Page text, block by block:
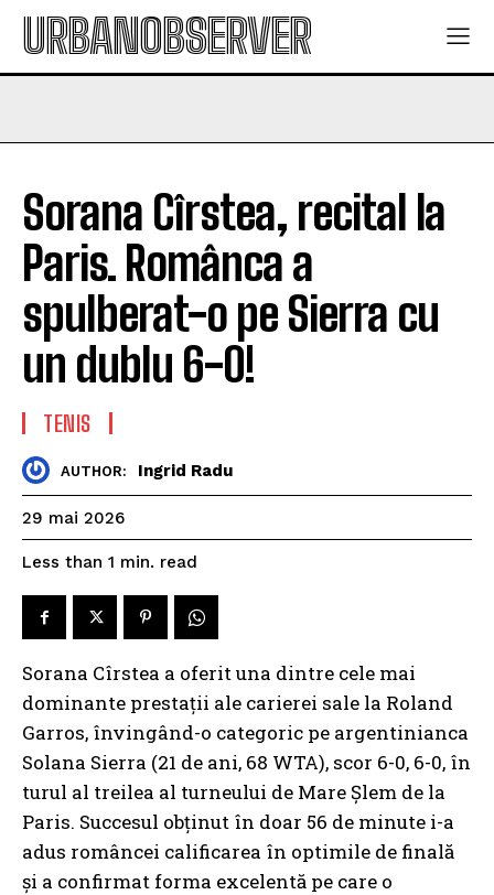
URBANOBSERVER
Sorana Cîrstea, recital la
Paris. Românca a
spulberat-o pe Sierra cu
un dublu 6-0!
TENIS
AUTHOR: Ingrid Radu
29 mai 2026
Less than 1 min. read
Sorana Cîrstea a oferit una dintre cele mai
dominante prestații ale carierei sale la Roland
Garros, învingând-o categoric pe argentinianca
Solana Sierra (21 de ani, 68 WTA), scor 6-0, 6-0, în
turul al treilea al turneului de Mare Șlem de la
Paris. Succesul obținut în doar 56 de minute i-a
adus româncei calificarea în optimile de finală
și a confirmat forma excelentă pe care o